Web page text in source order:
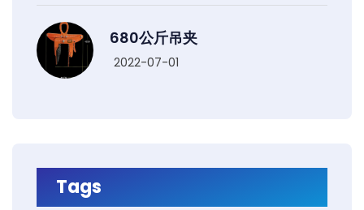
680公斤吊夹
2022-07-01
Tags